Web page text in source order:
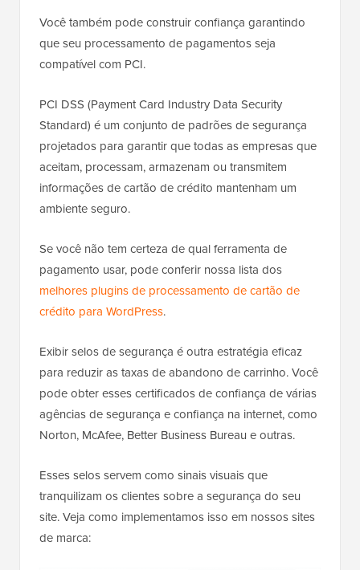
Você também pode construir confiança garantindo
que seu processamento de pagamentos seja
compatível com PCI.
PCI DSS (Payment Card Industry Data Security
Standard) é um conjunto de padrões de segurança
projetados para garantir que todas as empresas que
aceitam, processam, armazenam ou transmitem
informações de cartão de crédito mantenham um
ambiente seguro.
Se você não tem certeza de qual ferramenta de
pagamento usar, pode conferir nossa lista dos
melhores plugins de processamento de cartão de
crédito para WordPress.
Exibir selos de segurança é outra estratégia eficaz
para reduzir as taxas de abandono de carrinho. Você
pode obter esses certificados de confiança de várias
agências de segurança e confiança na internet, como
Norton, McAfee, Better Business Bureau e outras.
Esses selos servem como sinais visuais que
tranquilizam os clientes sobre a segurança do seu
site. Veja como implementamos isso em nossos sites
de marca: